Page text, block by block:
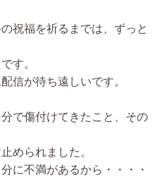
祝福を祈るまでは、ずっと
す。
信が待ち遠しいです。
で傷付けてきたこと、その
められました。
に不満があるから・・・・